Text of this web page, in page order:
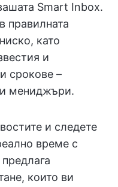
Smart Inbox.
правилната
като
и
срокове –
мениджъри.
и следете
време с
които ви